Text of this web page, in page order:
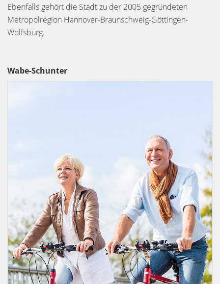
Ebenfalls gehört die Stadt zu der 2005 gegründeten
Metropolregion Hannover-Braunschweig-Göttingen-
Wolfsburg.
Wabe-Schunter